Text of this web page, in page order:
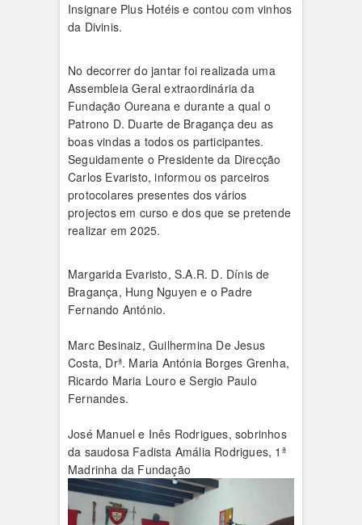
Insignare Plus Hotéis e contou com vinhos
da Divinis.
No decorrer do jantar foi realizada uma
Assembleia Geral extraordinária da
Fundação Oureana e durante a qual o
Patrono D. Duarte de Bragança deu as
boas vindas a todos os participantes.
Seguidamente o Presidente da Direcção
Carlos Evaristo, informou os parceiros
protocolares presentes dos vários
projectos em curso e dos que se pretende
realizar em 2025.
Margarida Evaristo, S.A.R. D. Dínis de
Bragança, Hung Nguyen e o Padre
Fernando António.
Marc Besinaiz, Guilhermina De Jesus
Costa, Drª. Maria Antónia Borges Grenha,
Ricardo Maria Louro e Sergio Paulo
Fernandes.
José Manuel e Inês Rodrigues, sobrinhos
da saudosa Fadista Amália Rodrigues, 1ª
Madrinha da Fundação